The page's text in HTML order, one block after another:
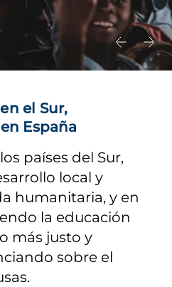
el Sur,
España
países del Sur,
local y
humanitaria, y en
la educación
más justo y
sobre el